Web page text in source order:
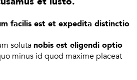
facilis est et expedita distinctio
soluta nobis est eligendi optio
minus id quod maxime placeat